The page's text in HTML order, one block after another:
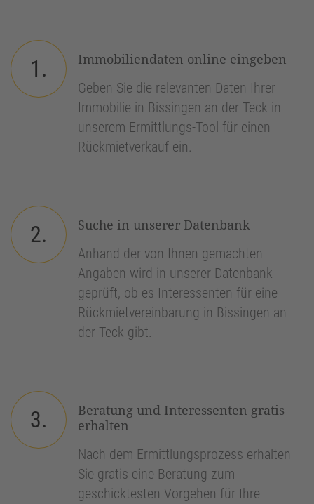
1.
Immobiliendaten online eingeben
Geben Sie die relevanten Daten Ihrer
Immobilie in Bissingen an der Teck in
unserem Ermittlungs-Tool für einen
Rückmietverkauf ein.
2.
Suche in unserer Datenbank
Anhand der von Ihnen gemachten
Angaben wird in unserer Datenbank
geprüft, ob es Interessenten für eine
Rückmietvereinbarung in Bissingen an
der Teck gibt.
3.
Beratung und Interessenten gratis
erhalten
Nach dem Ermittlungsprozess erhalten
Sie gratis eine Beratung zum
geschicktesten Vorgehen für Ihre